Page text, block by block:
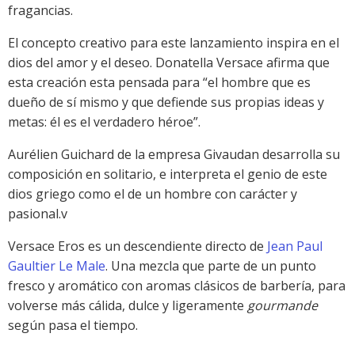
fragancias.
El concepto creativo para este lanzamiento inspira en el
dios del amor y el deseo. Donatella Versace afirma que
esta creación esta pensada para “el hombre que es
dueño de sí mismo y que defiende sus propias ideas y
metas: él es el verdadero héroe”.
Aurélien Guichard de la empresa Givaudan desarrolla su
composición en solitario, e interpreta el genio de este
dios griego como el de un hombre con carácter y
pasional.v
Versace Eros es un descendiente directo de Jean Paul
Gaultier Le Male. Una mezcla que parte de un punto
fresco y aromático con aromas clásicos de barbería, para
volverse más cálida, dulce y ligeramente gourmande
según pasa el tiempo.